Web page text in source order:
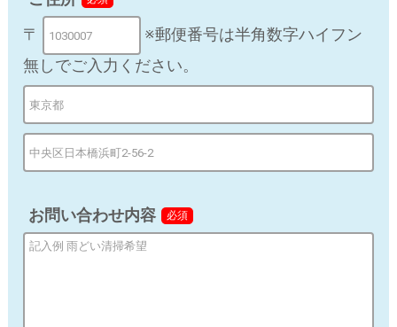
提供の手段又は方法：提携先フォームに入力
当該情報の提供を受ける者又は提供を受ける者の組織
の種類、及び属性：提携する施工業者
個人情報の取り扱いに関する契約がある場合はその
当個人情報の取扱いを委託することがあります。委託に
あたっては、委託先における個人情報の安全管理が図ら
〒
※郵便番号は半角数字ハイフン
無しでご入力ください。
お問い合わせ内容 必須